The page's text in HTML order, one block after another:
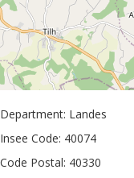
Department: Landes
Insee Code: 40074
Code Postal: 40330